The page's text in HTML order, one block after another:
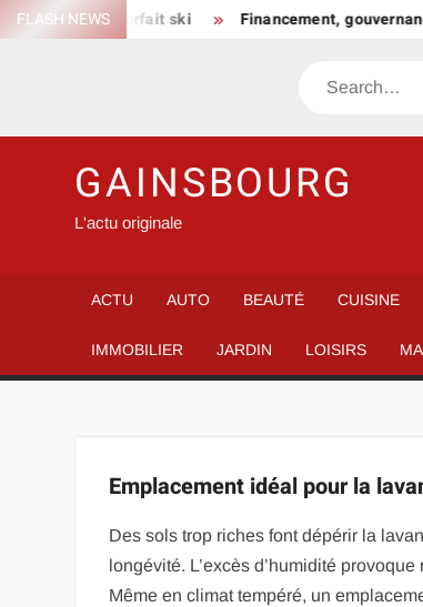
Skip
to
FLASH NEWS
choisir son forfait ski Financement,
Search
GAINSBOURG
L'actu originale
ACTU AUTO BEAUTÉ CUISINE
IMMOBILIER JARDIN LOISIRS
Emplacement idéal pour la
Des sols trop riches font dépérir la
longévité. L’excès d’humidité
Même en climat tempéré, un